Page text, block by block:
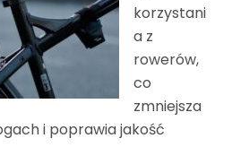
korzystani
a z
rowerów,
co
zmniejsza
i poprawia jakość